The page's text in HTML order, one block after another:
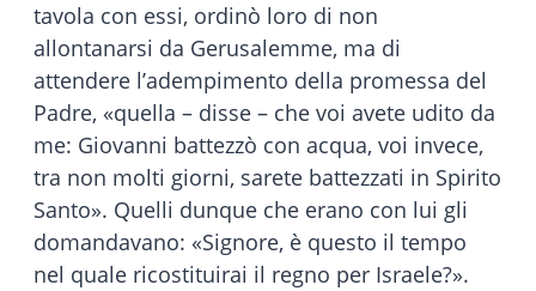
tavola con essi, ordinò loro di non
allontanarsi da Gerusalemme, ma di
attendere l’adempimento della promessa del
Padre, «quella – disse – che voi avete udito da
me: Giovanni battezzò con acqua, voi invece,
tra non molti giorni, sarete battezzati in Spirito
Santo». Quelli dunque che erano con lui gli
domandavano: «Signore, è questo il tempo
nel quale ricostituirai il regno per Israele?».